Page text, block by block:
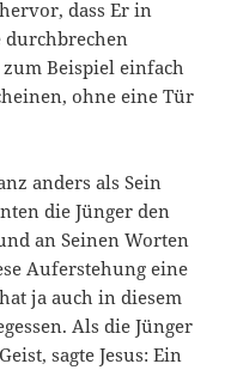
dass Er in
durchbrechen
Beispiel einfach
ohne eine Tür
anders als Sein
die Jünger den
an Seinen Worten
Auferstehung eine
ja auch in diesem
Als die Jünger
sagte Jesus: Ein